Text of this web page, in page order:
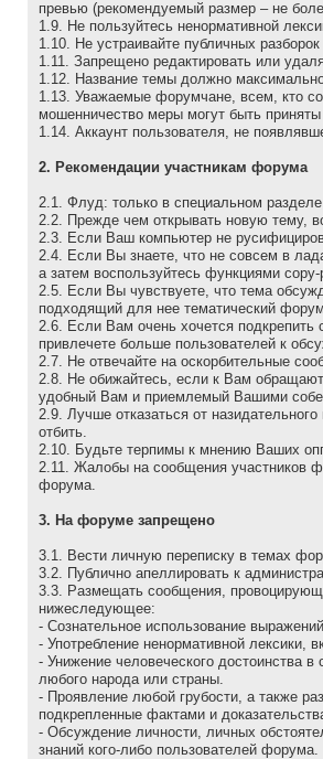
превью (рекомендуемый размер – не
1.9. Не пользуйтесь ненормативной
1.10. Не устраивайте публичных
1.11. Запрещено редактировать или
1.12. Название темы должно
1.13. Уважаемые форумчане, всем, кто
мошенничество меры могут быть приняты
1.14. Аккаунт пользователя, не
2. Рекомендации участникам форума
2.1. Флуд: только в специальном
2.2. Прежде чем открывать новую тему,
2.3. Если Ваш компьютер не
2.4. Если Вы знаете, что не совсем в
а затем воспользуйтесь функциями
2.5. Если Вы чувствуете, что тема
подходящий для нее тематический
2.6. Если Вам очень хочется подкрепить
привлечете больше пользователей к
2.7. Не отвечайте на оскоpбительные
2.8. Не обижайтесь, если к Вам
удобный Вам и приемлемый Вашими
2.9. Лучше отказаться от
отбить.
2.10. Будьте терпимы к мнению Ваших
2.11. Жалобы на сообщения участников
форума.
3. На форуме запрещено
3.1. Вести личную переписку в темах
3.2. Публично апеллировать к
3.3. Размещать сообщения,
нижеследующее:
- Сознательное использование
- Употребление ненормативной
- Унижение человеческого достоинства
любого народа или страны.
- Проявление любой грубости, а также
подкрепленные фактами и
- Обсуждение личности, личных
знаний кого-либо пользователей форума.